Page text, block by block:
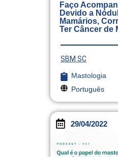
Faço
Devido a
Mamários,
Ter Câncer de
SBM SC
Mastologia
Português
29/04/2022